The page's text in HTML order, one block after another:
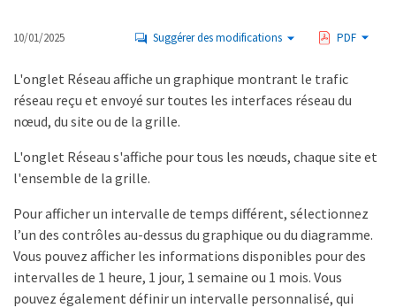
10/01/2025 Suggérer des modifications PDF
L'onglet Réseau affiche un graphique montrant le trafic
réseau reçu et envoyé sur toutes les interfaces réseau du
nœud, du site ou de la grille.
L'onglet Réseau s'affiche pour tous les nœuds, chaque site et
l'ensemble de la grille.
Pour afficher un intervalle de temps différent, sélectionnez
l’un des contrôles au-dessus du graphique ou du diagramme.
Vous pouvez afficher les informations disponibles pour des
intervalles de 1 heure, 1 jour, 1 semaine ou 1 mois. Vous
pouvez également définir un intervalle personnalisé, qui